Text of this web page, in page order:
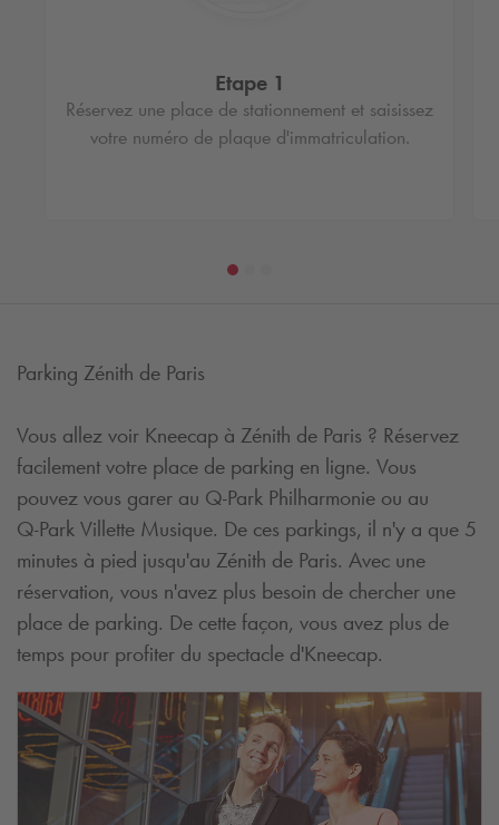
Etape 1
Réservez une place de stationnement et saisissez
votre numéro de plaque d'immatriculation.
Parking Zénith de Paris
Vous allez voir Kneecap à Zénith de Paris ? Réservez
facilement votre place de parking en ligne. Vous
pouvez vous garer au Q-Park Philharmonie ou au
Q-Park Villette Musique. De ces parkings, il n'y a que 5
minutes à pied jusqu'au Zénith de Paris. Avec une
réservation, vous n'avez plus besoin de chercher une
place de parking. De cette façon, vous avez plus de
temps pour profiter du spectacle d'Kneecap.